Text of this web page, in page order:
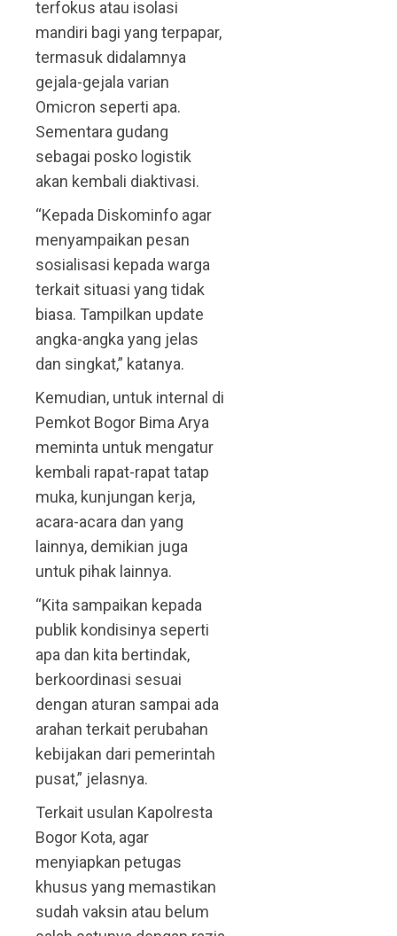
terfokus atau isolasi
mandiri bagi yang terpapar,
termasuk didalamnya
gejala-gejala varian
Omicron seperti apa.
Sementara gudang
sebagai posko logistik
akan kembali diaktivasi.
“Kepada Diskominfo agar
menyampaikan pesan
sosialisasi kepada warga
terkait situasi yang tidak
biasa. Tampilkan update
angka-angka yang jelas
dan singkat,” katanya.
Kemudian, untuk internal di
Pemkot Bogor Bima Arya
meminta untuk mengatur
kembali rapat-rapat tatap
muka, kunjungan kerja,
acara-acara dan yang
lainnya, demikian juga
untuk pihak lainnya.
“Kita sampaikan kepada
publik kondisinya seperti
apa dan kita bertindak,
berkoordinasi sesuai
dengan aturan sampai ada
arahan terkait perubahan
kebijakan dari pemerintah
pusat,” jelasnya.
Terkait usulan Kapolresta
Bogor Kota, agar
menyiapkan petugas
khusus yang memastikan
sudah vaksin atau belum